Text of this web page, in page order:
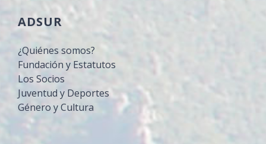
ADSUR
¿Quiénes somos?
Fundación y Estatutos
Los Socios
Juventud y Deportes
Género y Cultura